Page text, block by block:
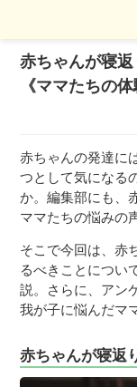
赤ちゃんが寝
《ママたちの体
赤ちゃんの発達に
つとして気になる
か。編集部にも、
ママたちの悩みの
そこで今回は、赤
るべきことについ
説。さらに、アン
我が子に悩んだマ
赤ちゃんが寝返